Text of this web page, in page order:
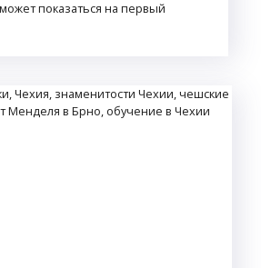
показаться на первый